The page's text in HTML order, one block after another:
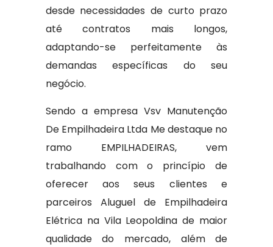
desde necessidades de curto prazo
até contratos mais longos,
adaptando-se perfeitamente às
demandas específicas do seu
negócio.
Sendo a empresa Vsv Manutenção
De Empilhadeira Ltda Me destaque no
ramo EMPILHADEIRAS, vem
trabalhando com o princípio de
oferecer aos seus clientes e
parceiros Aluguel de Empilhadeira
Elétrica na Vila Leopoldina de maior
qualidade do mercado, além de